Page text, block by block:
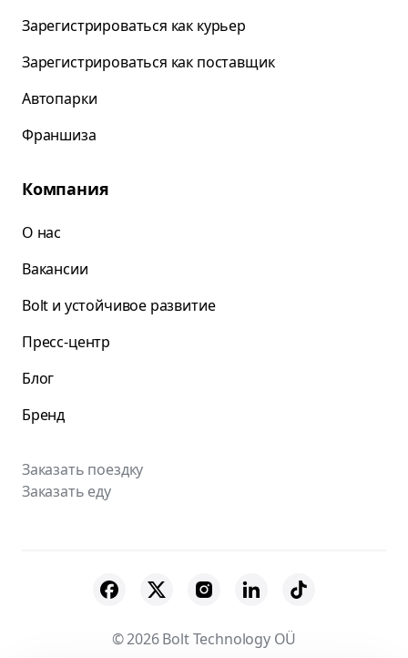
Зарегистрироваться как курьер
Зарегистрироваться как поставщик
Автопарки
Франшиза
Компания
О нас
Вакансии
Bolt и устойчивое развитие
Пресс-центр
Блог
Бренд
Заказать поездку
Заказать еду
© 2026 Bolt Technology OÜ